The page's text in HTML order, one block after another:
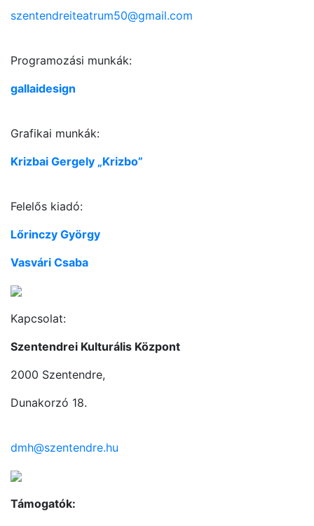
szentendreiteatrum50@gmail.com
Programozási munkák:
gallaidesign
Grafikai munkák:
Krizbai Gergely „Krizbo”
Felelős kiadó:
Lőrinczy György
Vasvári Csaba
Kapcsolat:
Szentendrei Kulturális Központ
2000 Szentendre,
Dunakorzó 18.
dmh@szentendre.hu
Támogatók: